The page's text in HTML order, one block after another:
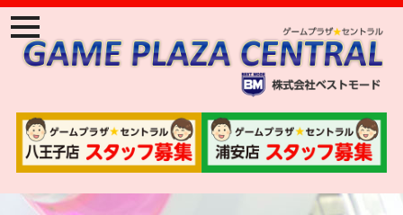
ナ
ビ
ゲ
ー
ン
メ
ニ
ュ